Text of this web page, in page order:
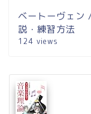
ベートーヴェン
説・練習方法
124 views